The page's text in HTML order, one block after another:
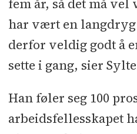
fem år, så det må
har vært en langdryg
derfor veldig godt å
sette i gang, sier
Han føler seg 100
arbeidsfellesskapet